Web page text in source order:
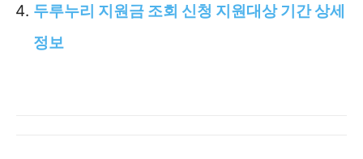
두루누리 지원금 조회 신청 지원대상 기간 상세
정보